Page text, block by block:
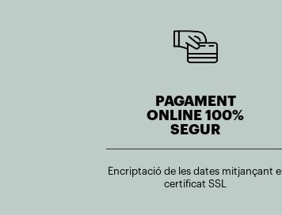
PAGAMENT
ONLINE 100%
SEGUR
Encriptació de les dates mitjançant el
certificat SSL